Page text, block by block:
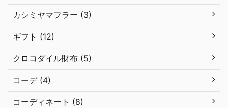
カシミヤマフラー (3)
ギフト (12)
クロコダイル財布 (5)
コーデ (4)
コーディネート (8)